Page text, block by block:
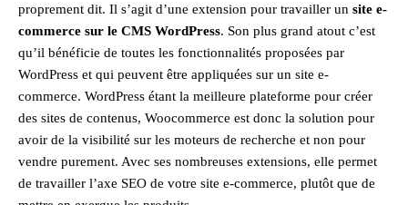
proprement dit. Il s’agit d’une extension pour travailler un site e-
commerce sur le CMS WordPress. Son plus grand atout c’est
qu’il bénéficie de toutes les fonctionnalités proposées par
WordPress et qui peuvent être appliquées sur un site e-
commerce. WordPress étant la meilleure plateforme pour créer
des sites de contenus, Woocommerce est donc la solution pour
avoir de la visibilité sur les moteurs de recherche et non pour
vendre purement. Avec ses nombreuses extensions, elle permet
de travailler l’axe SEO de votre site e-commerce, plutôt que de